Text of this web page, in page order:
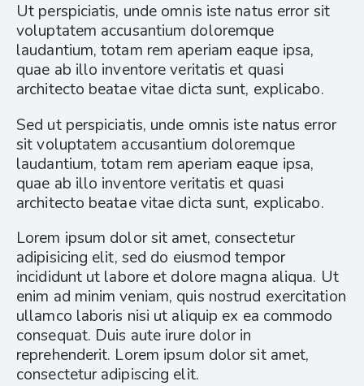
Ut perspiciatis, unde omnis iste natus error sit
voluptatem accusantium doloremque
laudantium, totam rem aperiam eaque ipsa,
quae ab illo inventore veritatis et quasi
architecto beatae vitae dicta sunt, explicabo.
Sed ut perspiciatis, unde omnis iste natus error
sit voluptatem accusantium doloremque
laudantium, totam rem aperiam eaque ipsa,
quae ab illo inventore veritatis et quasi
architecto beatae vitae dicta sunt, explicabo.
Lorem ipsum dolor sit amet, consectetur
adipisicing elit, sed do eiusmod tempor
incididunt ut labore et dolore magna aliqua. Ut
enim ad minim veniam, quis nostrud exercitation
ullamco laboris nisi ut aliquip ex ea commodo
consequat. Duis aute irure dolor in
reprehenderit. Lorem ipsum dolor sit amet,
consectetur adipiscing elit.